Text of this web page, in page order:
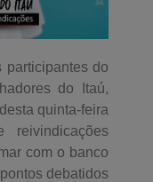
participantes do
do Itaú,
quinta-feira
com o banco
debatidos